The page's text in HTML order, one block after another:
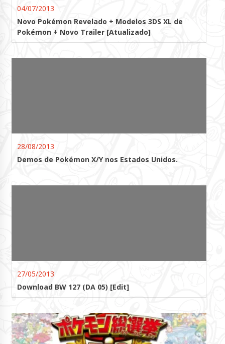
04/07/2013
Novo Pokémon Revelado + Modelos 3DS XL de
Pokémon + Novo Trailer [Atualizado]
28/08/2013
Demos de Pokémon X/Y nos Estados Unidos.
27/05/2013
Download BW 127 (DA 05) [Edit]